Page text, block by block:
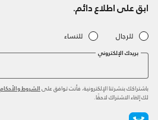
ابق على اطلاع دائم.
للرجال للنساء
بريدك الإلكتروني
باشتراكك بنشرتنا الإلكترونية، فأنت توافق على الشروط والأحكام
لك إلغاء الاشتراك لاحقًا.